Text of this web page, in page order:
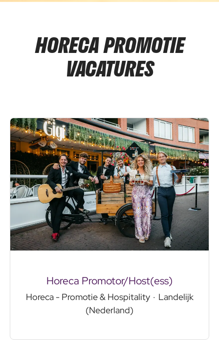
HORECA PROMOTIE
VACATURES
Horeca Promotor/Host(ess)
Horeca - Promotie & Hospitality · Landelijk
(Nederland)